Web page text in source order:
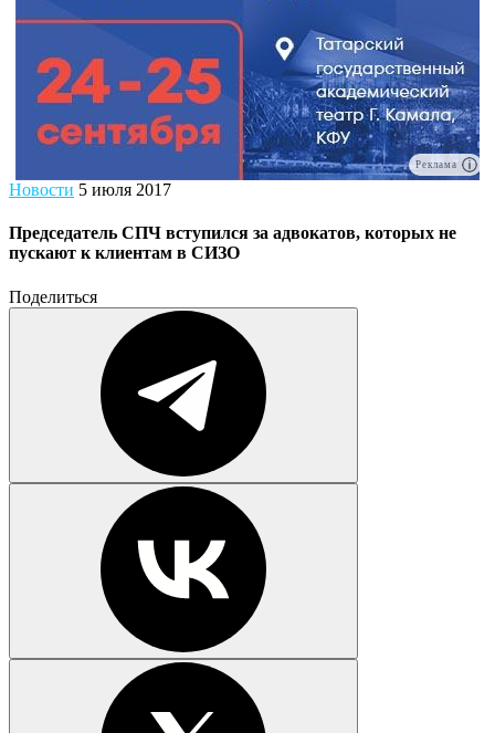
Реклама
Новости 5 июля 2017
Председатель СПЧ вступился за адвокатов, которых не
пускают к клиентам в СИЗО
Поделиться